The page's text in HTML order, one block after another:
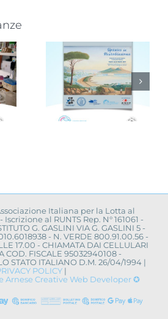
a
Avellino,
infanzia al
centro con
la
campagna
“Cerco un
Italiana per la Lotta al
al RUNTS Rep. N° 161061 -
G. GASLINI VIA G. GASLINI 5 -
- N. VERDE 800.91.00.56 -
17.00 - CHIAMATA DAI CELLULARI
COD. FISCALE 95032940108 -
STATO ITALIANO D.M. 26/04/1994 |
POLICY |
Arnese Creative Web Developer ✪